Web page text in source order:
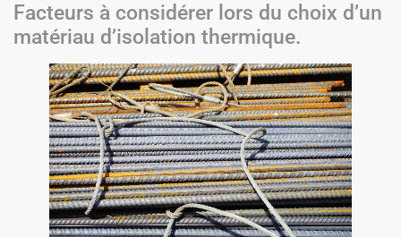
Facteurs à considérer lors du choix d’un
matériau d’isolation thermique.